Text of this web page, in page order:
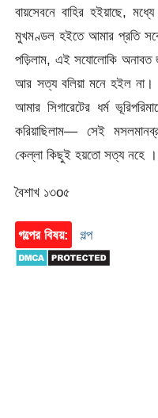
বায়সেবনে বাহির হইয়াছে,
মুখমণ্ডল হইতে আমার প্রতি
পড়িলাম, এই সযোলোকি অনাবত
আর সত্য বলিয়া মনে হইল না।
আমার সিগারেটের ধর্ম
করিয়াছিলাম— সেই
কেল্লা কিছুই হয়তো সত্য নহে ।
বৈশাখ ১৩o৫
গল্পের বিষয়: গল্প